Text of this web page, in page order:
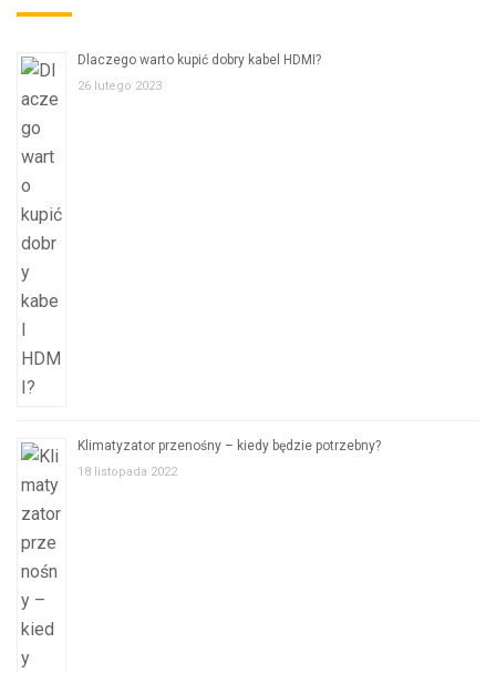
Dlaczego warto kupić dobry kabel HDMI?
26 lutego 2023
Klimatyzator przenośny – kiedy będzie potrzebny?
18 listopada 2022